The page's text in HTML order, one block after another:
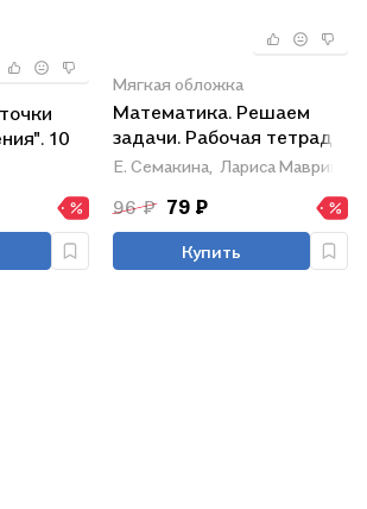
10
Мягкая обложка
Математика. Решаем
задачи. Рабочая тетрадь
Е. Семакина, Лариса Маврина
96 ₽ 79 ₽
Купить